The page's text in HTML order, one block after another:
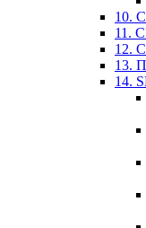
10.
11.
12.
13.
14.